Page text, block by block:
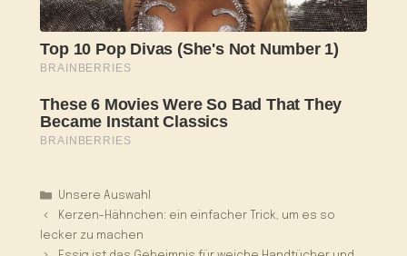
Kategorien
Unsere Auswahl
Kerzen-Hähnchen: ein einfacher Trick, um es so
lecker zu machen